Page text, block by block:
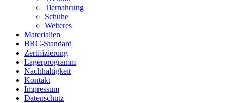
Tiernahrung
Schuhe
Weiteres
Materialien
BRC-Standard
Zertifizierung
Lagerprogramm
Nachhaltigkeit
Kontakt
Impressum
Datenschutz